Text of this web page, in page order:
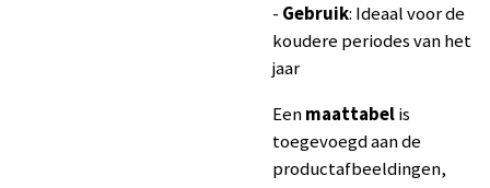
- Gebruik: Ideaal voor de
koudere periodes van het
jaar
Eenmaattabelis
toegevoegd aan de
productafbeeldingen,